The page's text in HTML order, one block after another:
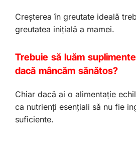
Creșterea în greutate ideală
greutatea inițială a mamei.
Trebuie să luăm
dacă mâncăm sănătos?
Chiar dacă ai o alimentație
ca nutrienți esențiali să nu fie
suficiente.